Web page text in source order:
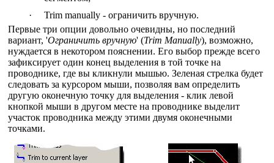
·
Trim manually - ограничить вручную.
Первые три опции довольно очевидны, но последний
вариант, 'Ограничить вручную' (Trim Manually), возможно,
нуждается в некотором пояснении. Его выбор прежде всего
зафиксирует один конец выделения в той точке на
проводнике, где вы кликнули мышью. Зеленая стрелка будет
следовать за курсором мыши, позволяя вам определить
другую оконечную точку для выделения - клик левой
кнопкой мыши в другом месте на проводнике выделит
участок проводника между этими двумя оконечными
точками.